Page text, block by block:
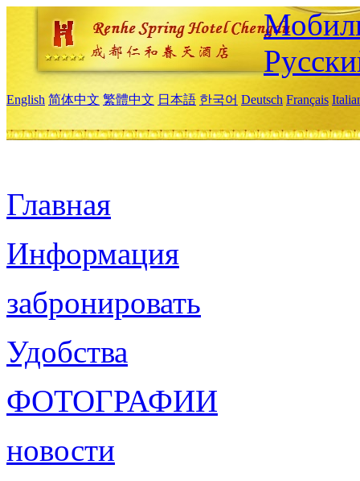
English 简体中文 繁體中文 日本語 한국어 Deutsch Français
Главная
Информация
забронировать
Удобства
ФОТОГРАФИИ
новости